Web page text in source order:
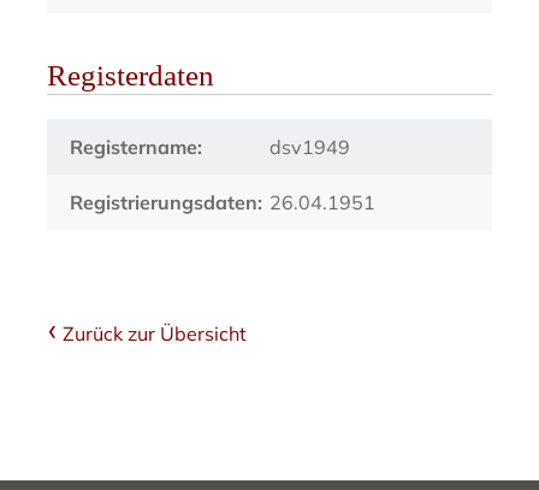
Registerdaten
Registername: dsv1949
Registrierungsdaten: 26.04.1951
Zurück zur Übersicht